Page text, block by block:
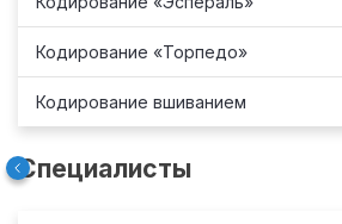
Кодирование «Торпедо»
Кодирование вшиванием
Специалисты